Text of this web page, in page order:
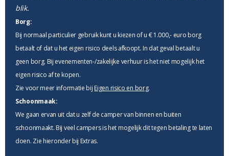
blik.
Borg:
Bij normaal particulier gebruik kunt u kiezen of u € 1.000,- euro borg
betaalt of dat u het eigen risico deels afkoopt. In dat geval betaalt u
geen borg. Bij evenementen-/zakelijke verhuur is het niet mogelijk het
eigen risico af te kopen.
Zie voor meer informatie bij Eigen risico en borg.
Schoonmaak:
We gaan ervan uit dat u zelf de camper van binnen en buiten
schoonmaakt. Bij veel campers is het mogelijk dit tegen betaling te laten
doen. Zie hieronder bij Extras.